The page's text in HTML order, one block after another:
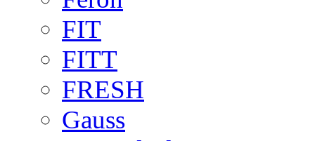
FIT
FITT
FRESH
Gauss